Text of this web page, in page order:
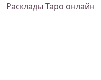
Расклады Таро онлайн